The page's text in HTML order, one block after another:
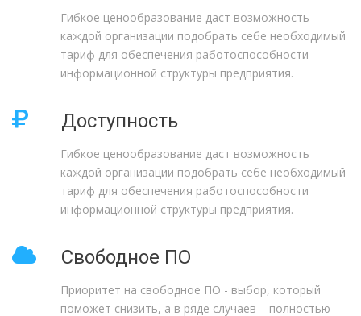
Гибкое ценообразование даст возможность
каждой организации подобрать себе необходимый
тариф для обеспечения работоспособности
информационной структуры предприятия.
Доступность
Гибкое ценообразование даст возможность
каждой организации подобрать себе необходимый
тариф для обеспечения работоспособности
информационной структуры предприятия.
Свободное ПО
Приоритет на свободное ПО - выбор, который
поможет снизить, а в ряде случаев – полностью